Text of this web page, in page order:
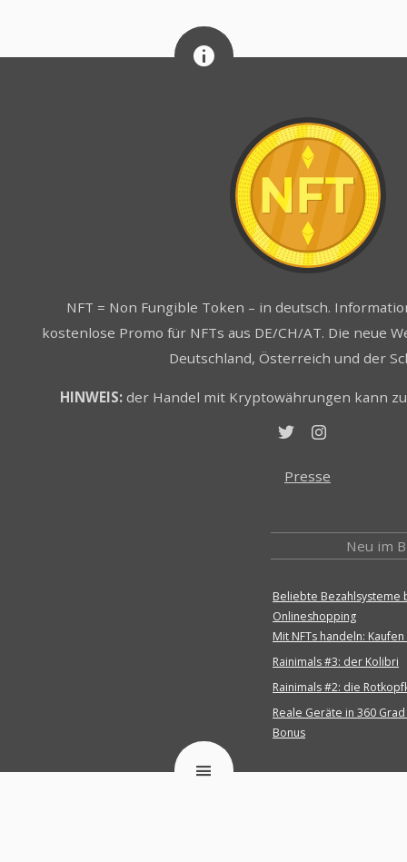
NFT = Non Fungible Token – in deutsch.
kostenlose Promo für NFTs aus DE/CH/AT. Die neue
Deutschland, Österreich und der
HINWEIS: der Handel mit Kryptowährungen kann
Presse
Neu im
Beliebte Bezahlsysteme
Onlineshopping
Mit NFTs handeln:
Rainimals #3: der Kolibri
Rainimals #2: die
Reale Geräte in 360
Bonus